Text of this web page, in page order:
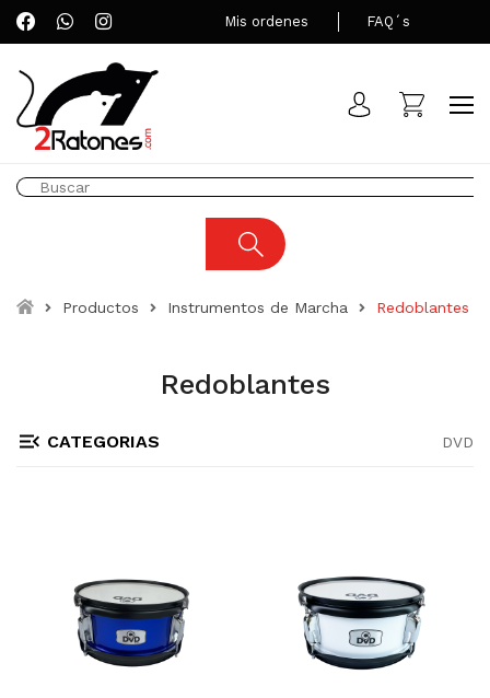
Mis ordenes FAQ´s
Productos Instrumentos de Marcha Redoblantes
Redoblantes
CATEGORIAS DVD